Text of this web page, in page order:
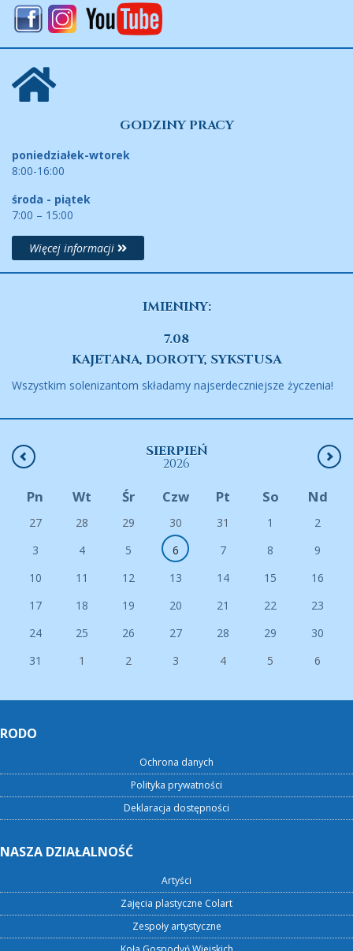
GODZINY PRACY
poniedziałek-wtorek
8:00-16:00
środa - piątek
7:00 – 15:00
Więcej informacji
IMIENINY:
7.08
KAJETANA, DOROTY, SYKSTUSA
Wszystkim solenizantom składamy najserdeczniejsze życzenia!
SIERPIEŃ
2026
Pn Wt Śr Czw Pt So Nd
27 28 29 30 31 1
2
3
4 5 6 7 8
9
10
11 12 13 14 15
16
17
18 19 20 21 22
23
24
25 26 27 28 29
30
31
1 2 3 4 5 6
RODO
Ochrona danych
Polityka prywatności
Deklaracja dostępności
NASZA DZIAŁALNOŚĆ
Artyści
Zajęcia plastyczne Colart
Zespoły artystyczne